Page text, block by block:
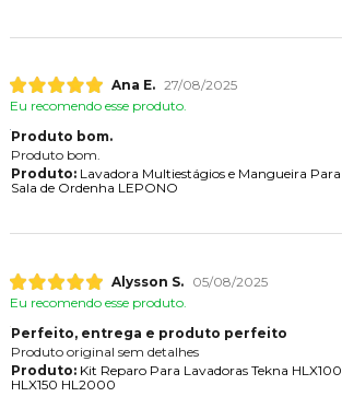
Ana E. 27/08/2025
Eu recomendo esse produto.
Produto bom.
Produto bom.
Produto:Lavadora Multiestágios e Mangueira Para
Sala de Ordenha LEPONO
Alysson S.
05/08/2025
Eu recomendo esse produto.
Perfeito, entrega e produto perfeito
Produto original sem detalhes
Produto:Kit Reparo Para Lavadoras Tekna HLX100
HLX150 HL2000